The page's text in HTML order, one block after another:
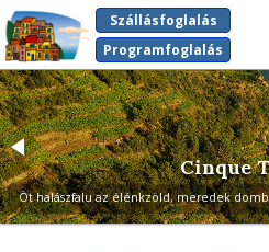
Szállásfoglalás
Programfoglalás
Cinque
Öt halászfalu az élénkzöld, meredek
Cinque
Élettel és